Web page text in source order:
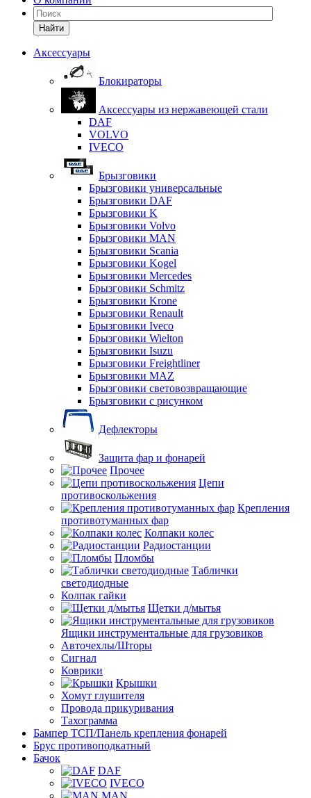
Найти
Аксессуары
Блокираторы
Аксессуары из нержавеющей стали
DAF
VOLVO
IVECO
Брызговики
Брызговики универсальные
Брызговики DAF
Брызговики K
Брызговики Volvo
Брызговики MAN
Брызговики Scania
Брызговики Kogel
Брызговики Mercedes
Брызговики Schmitz
Брызговики Krone
Брызговики Renault
Брызговики Iveco
Брызговики Wielton
Брызговики Isuzu
Брызговики Freightliner
Брызговики MAZ
Брызговики световозвращающие
Брызговики с рисунком
Дефлекторы
Защита фар и фонарей
Прочее
Цепи
противоскольжения
Крепления
противотуманных фар
Колпаки колес
Радиостанции
Пломбы
Таблички
светодиодные
Колпак гайки
Щетки д/мытья
Ящики инструментальные для грузовиков
Авточехлы/Шторы
Сигнал
Коврики
Крышки
Хомут глушителя
Провода прикуривания
Тахограмма
Бампер ТСП/Панель крепления фонарей
Брус противоподкатный
Бачок
DAF
IVECO
MAN